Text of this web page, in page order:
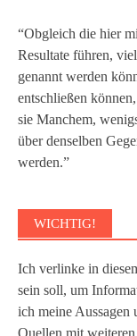
“Obgleich die hier
Resultate führen,
genannt werden
entschließen
sie Manchem,
über denselben
werden.”
WICHTIG!
Ich verlinke in
sein soll, um
ich meine Aussagen
Quellen mit